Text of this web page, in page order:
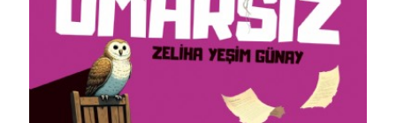
Detaylı İncele